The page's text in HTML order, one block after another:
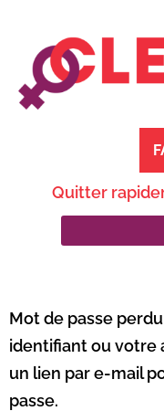
Quitter
Mot de passe
identifiant ou votre
un lien par e-mail
passe.